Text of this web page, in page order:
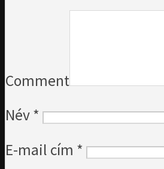
Comment
Név*
E-mail cím *